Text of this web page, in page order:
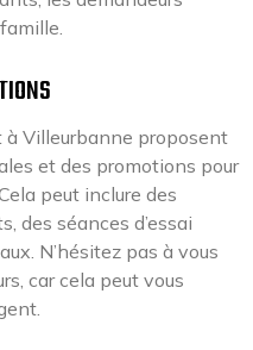
à Villeurbanne proposent
et des promotions pour
peut inclure des
des séances d’essai
N’hésitez pas à vous
car cela peut vous